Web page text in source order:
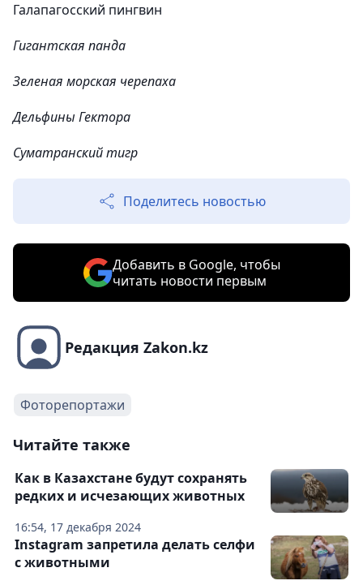
Галапагосский пингвин
Гигантская панда
Зеленая морская черепаха
Дельфины Гектора
Суматранский тигр
Поделитесь новостью
Добавить в Google, чтобы
читать новости первым
Редакция Zakon.kz
Фоторепортажи
Читайте также
16:54, 17 декабря 2024
Как в Казахстане будут сохранять
редких и исчезающих животных
Instagram запретила делать селфи
с животными